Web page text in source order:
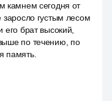
камнем сегодня от
заросло густым лесом
его брат высокий,
по течению, по
память.